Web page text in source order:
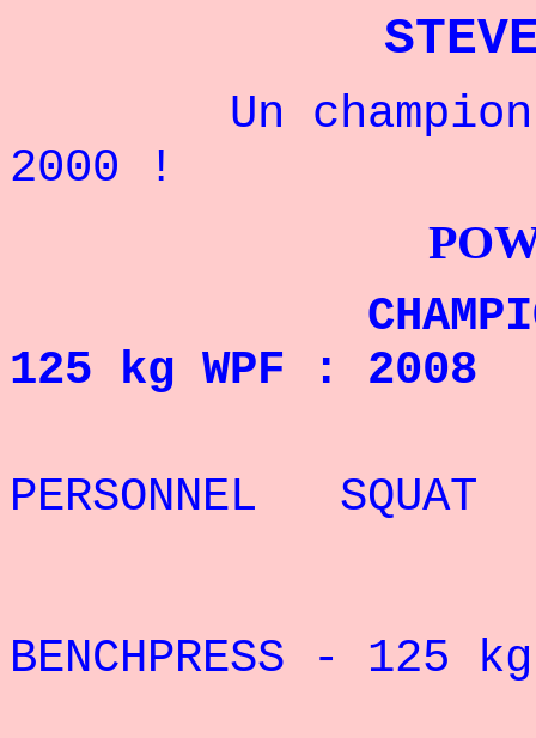
Un champion
2000 !
CHAMPION DU
125 kg WPF : 2008
PERSONNEL
BENCHPRESS - 125